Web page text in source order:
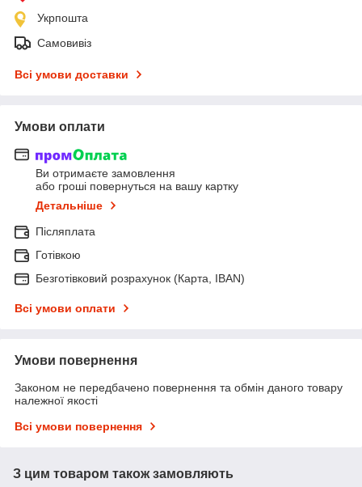
Укрпошта
Самовивіз
Всі умови доставки
Умови оплати
Ви отримаєте замовлення
або гроші повернуться на вашу картку
Детальніше
Післяплата
Готівкою
Безготівковий розрахунок (Карта, IBAN)
Всі умови оплати
Умови повернення
Законом не передбачено повернення та обмін даного товару
належної якості
Всі умови повернення
З цим товаром також замовляють